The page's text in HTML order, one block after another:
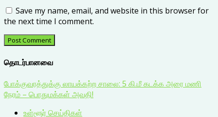
Save my name, email, and website in this browser for
the next time I comment.
தொடர்பானவை
போக்குவரத்துக்கு லாயக்கற்ற சாலை: 5 கி.மீ கடக்க அரை மணி
நேரம் – பொதுமக்கள் அவதி!
உள்ளூர் செய்திகள்